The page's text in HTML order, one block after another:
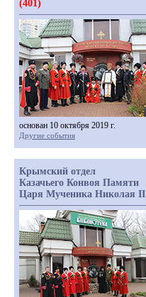
(401)
основан 10 октября 2019 г.
Другие события
Крымский отдел
Казачьего Конвоя Памяти
Царя Мученика Николая II